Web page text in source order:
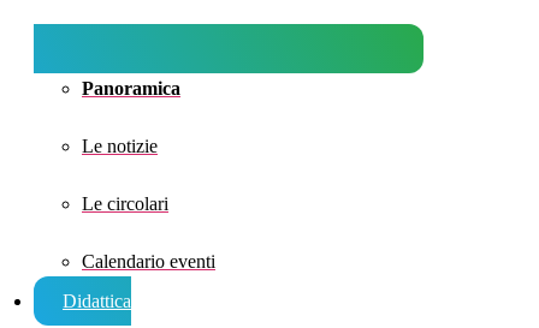
Panoramica
Le notizie
Le circolari
Calendario eventi
Didattica